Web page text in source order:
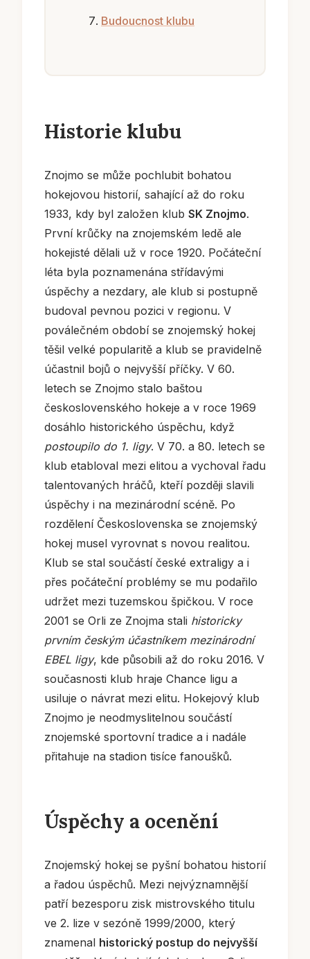
Budoucnost klubu
Historie klubu
Znojmo se může pochlubit bohatou
hokejovou historií, sahající až do roku
1933, kdy byl založen klub SK Znojmo.
První krůčky na znojemském ledě ale
hokejisté dělali už v roce 1920. Počáteční
léta byla poznamenána střídavými
úspěchy a nezdary, ale klub si postupně
budoval pevnou pozici v regionu. V
poválečném období se znojemský hokej
těšil velké popularitě a klub se pravidelně
účastnil bojů o nejvyšší příčky. V 60.
letech se Znojmo stalo baštou
československého hokeje a v roce 1969
dosáhlo historického úspěchu, když
postoupilo do 1. ligy. V 70. a 80. letech se
klub etabloval mezi elitou a vychoval řadu
talentovaných hráčů, kteří později slavili
úspěchy i na mezinárodní scéně. Po
rozdělení Československa se znojemský
hokej musel vyrovnat s novou realitou.
Klub se stal součástí české extraligy a i
přes počáteční problémy se mu podařilo
udržet mezi tuzemskou špičkou. V roce
2001 se Orli ze Znojma stali historicky
prvním českým účastníkem mezinárodní
EBEL ligy, kde působili až do roku 2016. V
současnosti klub hraje Chance ligu a
usiluje o návrat mezi elitu. Hokejový klub
Znojmo je neodmyslitelnou součástí
znojemské sportovní tradice a i nadále
přitahuje na stadion tisíce fanoušků.
Úspěchy a ocenění
Znojemský hokej se pyšní bohatou historií
a řadou úspěchů. Mezi nejvýznamnější
patří bezesporu zisk mistrovského titulu
ve 2. lize v sezóně 1999/2000, který
znamenal historický postup do nejvyšší